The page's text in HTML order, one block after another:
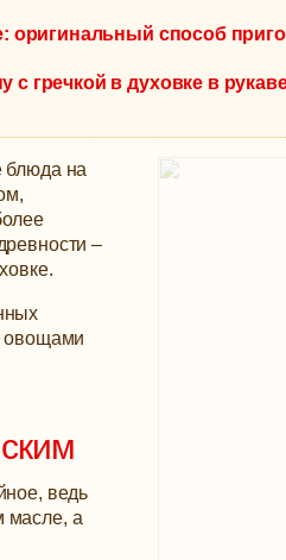
оригинальный способ
с гречкой в духовке в
блюда на
–
овощами
ведь
масле, а